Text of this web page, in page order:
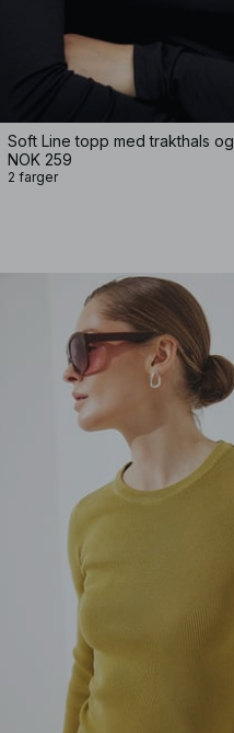
Soft Line topp med trakthals
NOK 259
2 farger